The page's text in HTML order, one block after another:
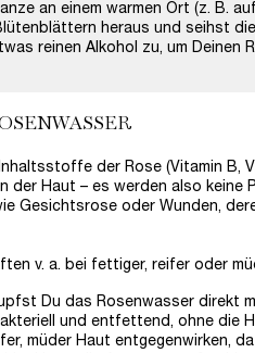
an einem warmen Ort (z. B.
heraus und seihst
reinen Alkohol zu, um Deinen
der Rose (Vitamin B,
der Haut – es werden also keine
Gesichtsrose oder Wunden,
v. a. bei fettiger, reifer oder
Du das Rosenwasser direkt
und entfettend, ohne die
müder Haut entgegenwirken,